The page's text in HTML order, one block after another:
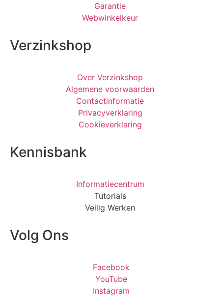
Garantie
Webwinkelkeur
Verzinkshop
Over Verzinkshop
Algemene voorwaarden
Contactinformatie
Privacyverklaring
Cookieverklaring
Kennisbank
Informatiecentrum
Tutorials
Veilig Werken
Volg Ons
Facebook
YouTube
Instagram